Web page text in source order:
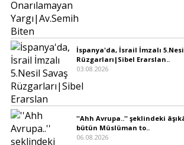
İspanya'da, İsrail İmzalı
Rüzgarları|Sibel Erarslan..
03.08.2026
''Ahh Avrupa..'' şeklindeki
bütün Müslüman to..
06.08.2026